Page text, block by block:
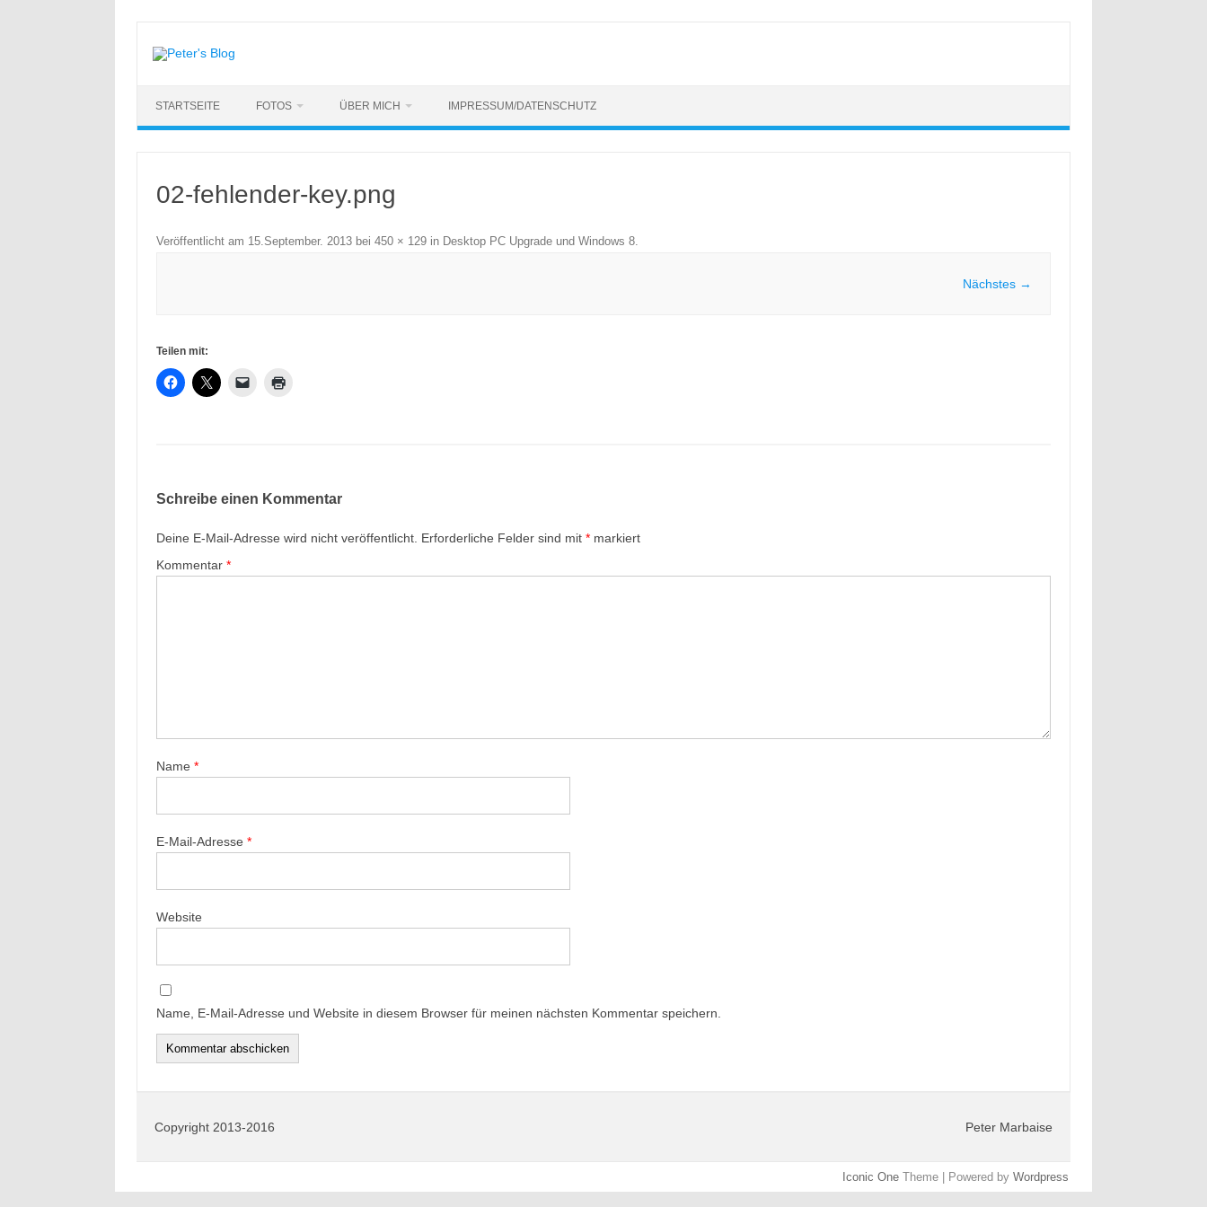
springen
STARTSEITE FOTOS ÜBER MICH IMPRESSUM/DATENSCHUTZ
02-fehlender-key.png
Veröffentlicht am 15.September. 2013bei 450 × 129in Desktop PC Upgrade und Windows 8.
Nächstes →
Teilen mit:
Schreibe einen Kommentar
Deine E-Mail-Adresse wird nicht veröffentlicht. Erforderliche Felder sind mit *markiert
Kommentar *
Name *
E-Mail-Adresse *
Website
Name, E-Mail-Adresse und Website in diesem Browser für meinen nächsten Kommentar speichern.
Copyright 2013-2016 Peter Marbaise
Iconic One Theme | Powered by Wordpress